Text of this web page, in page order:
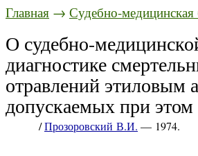
Главная → Судебно-медицинская
О судебно-
диагностике
отравлений этиловым
допускаемых при
/Прозоровский В.И. — 1974.